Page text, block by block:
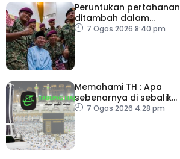
Peruntukan pertahanan
ditambah dalam
Belanjawan 2027
7 Ogos 2026 8:40 pm
Memahami TH : Apa
sebenarnya di sebalik
angka
7 Ogos 2026 4:28 pm